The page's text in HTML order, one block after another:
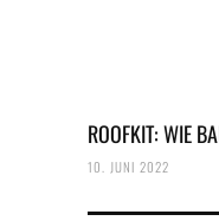
ROOFKIT: WIE
10. JUNI 2022